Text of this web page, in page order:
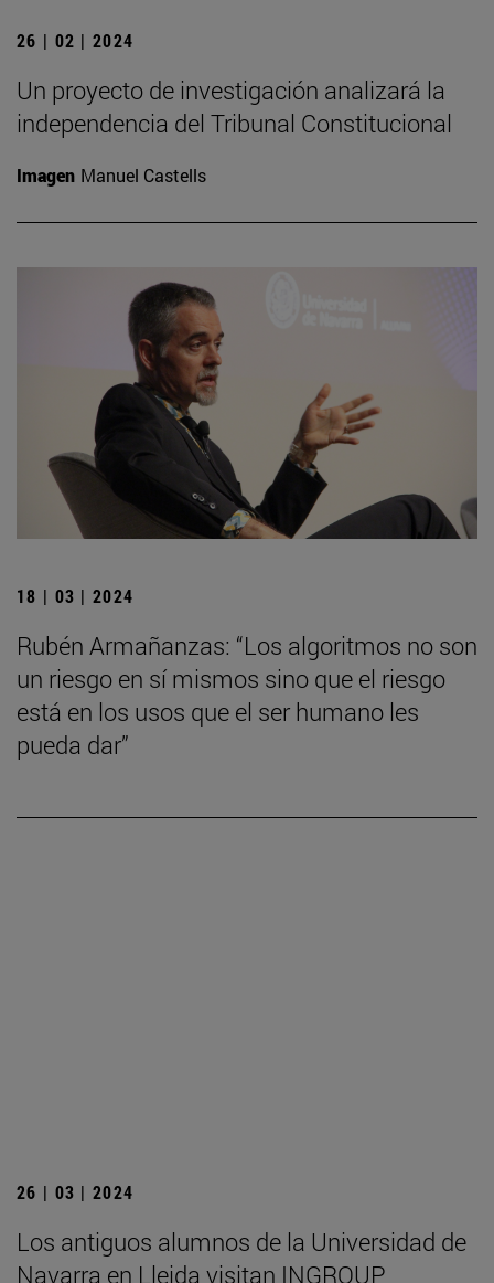
26 | 02 | 2024
Un proyecto de investigación analizará la
independencia del Tribunal Constitucional
Imagen Manuel Castells
18 | 03 | 2024
Rubén Armañanzas: “Los algoritmos no son
un riesgo en sí mismos sino que el riesgo
está en los usos que el ser humano les
pueda dar”
26 | 03 | 2024
Los antiguos alumnos de la Universidad de
Navarra en Lleida visitan INGROUP